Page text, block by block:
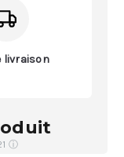
livraison
ⓘ